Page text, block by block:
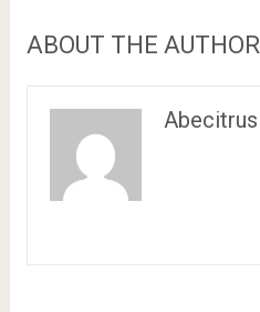
ABOUT THE AUTHOR
Abecitrus